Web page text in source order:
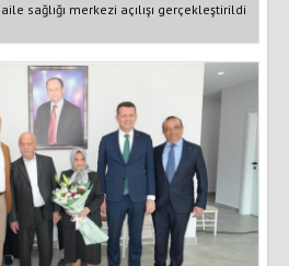
sağlığı merkezi açılışı gerçekleştirildi